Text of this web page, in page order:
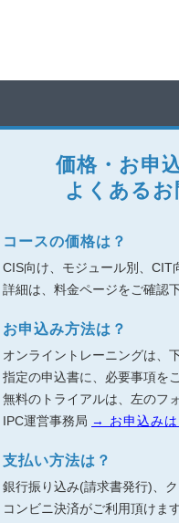
Module5
挿入実装技術
インストラクター
基本事項
す。尚、認証取得時の610
更新が可能です。
は、詳細ページをご参照く
価格・お申
よくある
コースの価格は？
CIS向け、モジュール別、CIT
詳細は、料金ページをご確認下
お申込み方法は？
オンライントレーニングは、
指定の申込書に、必要事項を
無料のトライアルは、左のフ
IPC運営事務局 → お申込みは
支払い方法は？
銀行振り込み(請求書発行)、ク
コンビニ決済がご利用頂けます